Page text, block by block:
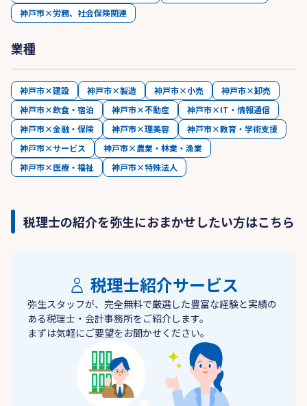
神戸市×労務、社会保険関連
業種
神戸市×建設 神戸市×製造 神戸市×小売
神戸市×卸売
神戸市×飲食・宿泊
神戸市×不動産
神戸市×IT・情報通信
神戸市×金融・保険
神戸市×理美容
神戸市×教育・学術支援
神戸市×サービス
神戸市×農業・林業・漁業
神戸市×医療・福祉
神戸市×特殊法人
税理士の紹介を弥生におまかせしたい方はこちら
税理士紹介サービス
弥生スタッフが、完全無料で厳選した豊富な経験と実績の
ある税理士・会計事務所をご紹介します。
まずは気軽にご要望をお聞かせください。